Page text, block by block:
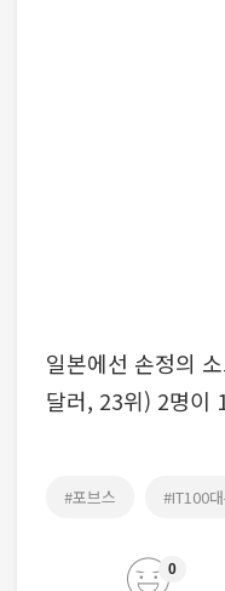
일본에선 손정의
달러, 23위) 2명이
#포브스 #IT100
0